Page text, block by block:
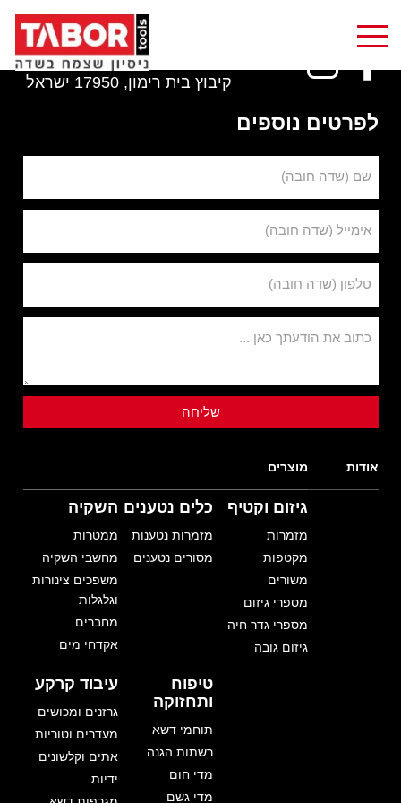
1-800-801-123
info@tabortools.com
קיבוץ בית רימון, 17950 ישראל
לפרטים נוספים
שם (שדה חובה)
אימייל (שדה חובה)
טלפון (שדה חובה)
כתוב את הודעתך כאן ...
אודות מוצרים
גיזום וקטיף
מזמרות
מקטפות
משורים
מספרי גיזום
מספרי גדר חיה
גיזום גובה
כלים נטענים
מזמרות נטענות
מסורים נטענים
השקיה
ממטרות
מחשבי השקיה
משפכים צינורות
וגלגלות
מחברים
אקדחי מים
טיפוח
ותחזוקה
תוחמי דשא
רשתות הגנה
מדי חום
מדי גשם
עיבוד קרקע
גרזנים ומכושים
מעדרים וטוריות
אתים וקלשונים
ידיות